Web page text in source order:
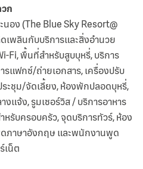
ก
นอง (The Blue Sky Resort@
เพลินกับบริการและสิ่งอำนวย
Fi, พื้นที่สำหรับสูบบุหรี่, บริการ
รแฟกซ์/ถ่ายเอกสาร, เครื่องปรับ
ะชุม/จัดเลี้ยง, ห้องพักปลอดบุหรี่,
แจ้ง, รูมเซอร์วิส / บริการอาหาร
รับครอบครัว, จุดบริการทัวร์, ห้อง
ภาษาอังกฤษ และพนักงานพูด
เน็ต